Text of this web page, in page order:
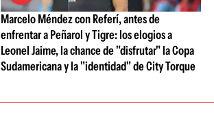
Marcelo Méndez con Referí, antes de
enfrentar a Peñarol y Tigre: los elogios a
Leonel Jaime, la chance de "disfrutar" la Copa
Sudamericana y la "identidad" de City Torque